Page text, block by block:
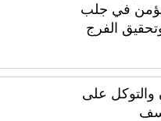
في جلب
الفرج
على